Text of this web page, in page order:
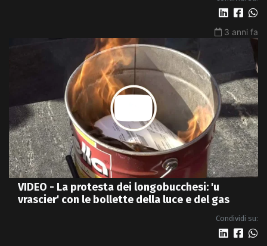
3 anni fa
VIDEO - La protesta dei longobucchesi: 'u
vrascier' con le bollette della luce e del gas
Condividi su: